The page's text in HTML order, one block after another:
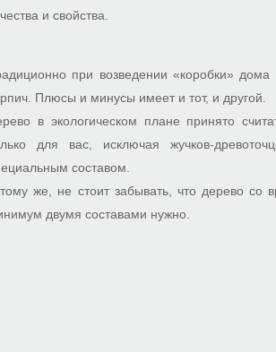
и свойства.
при возведении «коробки»
Плюсы и минусы имеет и тот, и другой.
в экологическом плане принято
для вас, исключая жучков-
составом.
же, не стоит забывать, что дерево со
двумя составами нужно.